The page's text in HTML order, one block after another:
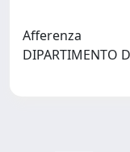
Afferenza
DIPARTIMENTO